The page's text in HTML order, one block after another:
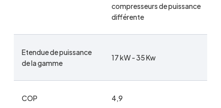
compresseurs de puissance
différente
Etendue de puissance
de la gamme
17 kW - 35 Kw
COP 4,9